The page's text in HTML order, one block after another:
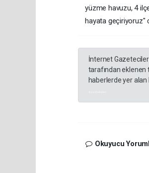
yüzme havuzu, 4
hayata geçiriyoruz"
İnternet
tarafından eklenen
haberlerde yer
Okuyucu